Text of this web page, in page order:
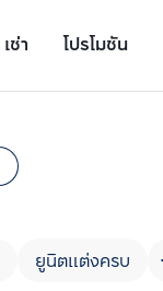
เช่า โปรโมชัน
ยูนิตแต่งครบ